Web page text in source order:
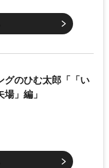
グのひむ太郎「「い
」編」